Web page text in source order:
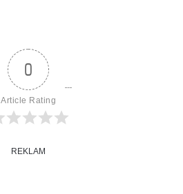
0
Article Rating
REKLAM